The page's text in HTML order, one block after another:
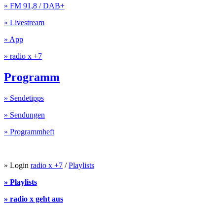
» FM 91,8 / DAB+
» Livestream
» App
» radio x +7
Programm
» Sendetipps
» Sendungen
» Programmheft
» Login radio x +7 /Playlists
» Playlists
» radio x geht aus